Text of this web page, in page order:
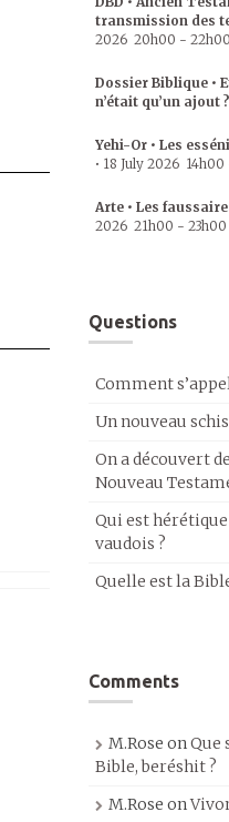
transmission des
2026 20h00 - 22h00
Dossier Biblique •
n’était qu’un ajout ?
Yehi-Or • Les
• 18 July 2026 14h00
Arte • Les
2026 21h00 - 23h00
Questions
Comment
Un nouveau
On a découvert
Nouveau
Qui est
vaudois ?
Quelle est la
Comments
M.Rose onQue
Bible, beréshit ?
M.Rose on